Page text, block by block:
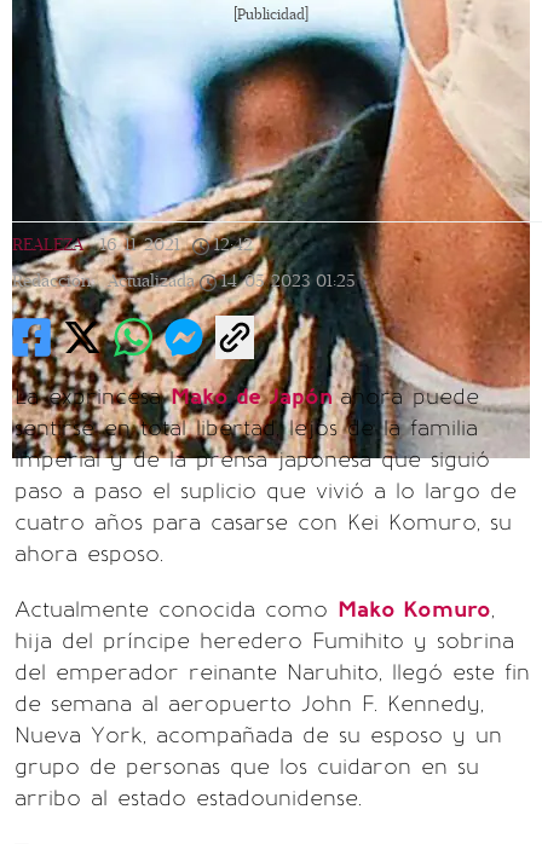
[Publicidad]
REALEZA | 16/11/2021 | 12:42 |
Redacción | Actualizada 14/05/2023 01:25
La exprincesaMako de Japónahora puede
sentirse en total libertad, lejos de la familia
imperial y de la prensa japonesa que siguió
paso a paso el suplicio que vivió a lo largo de
cuatro años para casarse con Kei Komuro, su
ahora esposo.
Actualmente conocida como Mako Komuro,
hija del príncipe heredero Fumihito y sobrina
del emperador reinante Naruhito, llegó este fin
de semana al aeropuerto John F. Kennedy,
Nueva York, acompañada de su esposo y un
grupo de personas que los cuidaron en su
arribo al estado estadounidense.